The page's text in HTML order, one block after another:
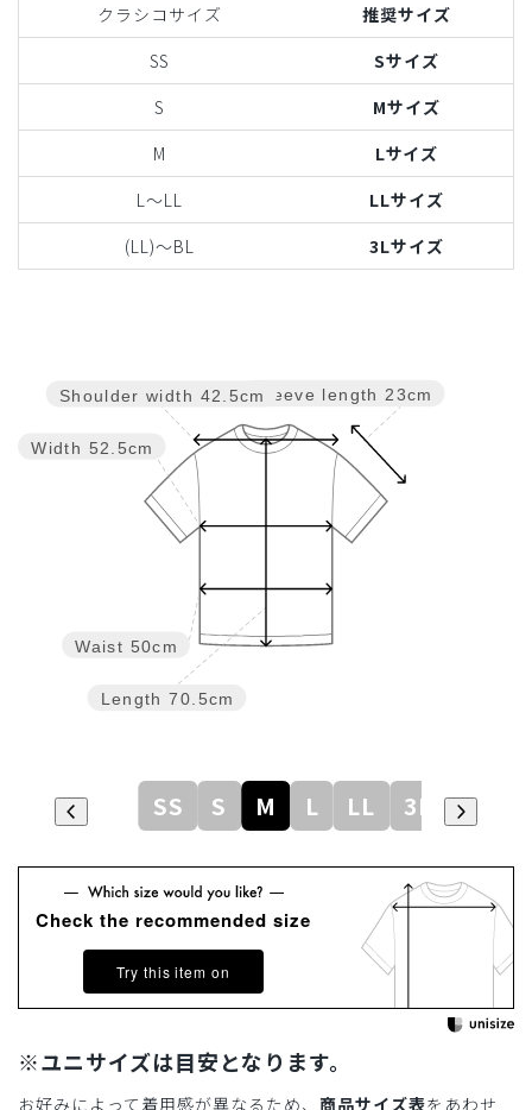
クラシコサイズ
推奨サイズ
SS
Sサイズ
S
Mサイズ
M
Lサイズ
L〜LL
LLサイズ
(LL)〜BL
3Lサイズ
Sleeve length 23cm
Length 70.5cm
Waist 50cm
Width 52.5cm
Shoulder width 42.5cm
SS S M L LL 3L
Check the recommended size
Try this item on
※ユニサイズは目安となります。
お好みによって着用感が異なるため、 商品サイズ表をあわせ